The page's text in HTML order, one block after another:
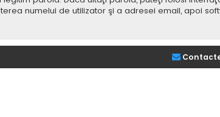
numelui de utilizator şi a adresei email, apoi